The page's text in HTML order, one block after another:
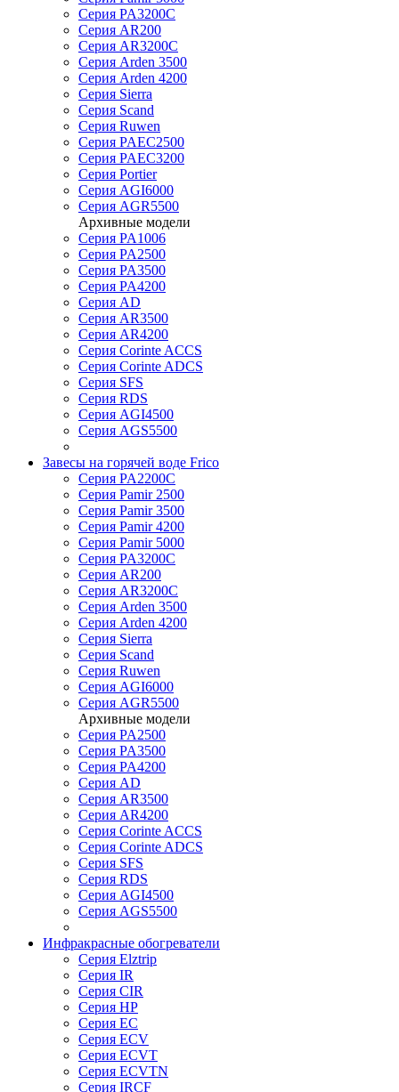
Серия PA3200C
Серия AR200
Серия AR3200C
Серия Arden 3500
Серия Arden 4200
Серия Sierra
Серия Scand
Серия Ruwen
Серия PAEC2500
Серия PAEC3200
Серия Portier
Серия AGI6000
Серия AGR5500
Архивные модели
Серия PA1006
Серия PA2500
Серия PA3500
Серия PA4200
Серия AD
Серия AR3500
Серия AR4200
Серия Corinte ACCS
Серия Corinte ADCS
Серия SFS
Серия RDS
Серия AGI4500
Серия AGS5500
Завесы на горячей воде Frico
Серия PA2200C
Серия Pamir 2500
Серия Pamir 3500
Серия Pamir 4200
Серия Pamir 5000
Серия PA3200C
Серия AR200
Серия AR3200C
Серия Arden 3500
Серия Arden 4200
Серия Sierra
Серия Scand
Серия Ruwen
Серия AGI6000
Серия AGR5500
Архивные модели
Серия PA2500
Серия PA3500
Серия PA4200
Серия AD
Серия AR3500
Серия AR4200
Серия Corinte ACCS
Серия Corinte ADCS
Серия SFS
Серия RDS
Серия AGI4500
Серия AGS5500
Инфракрасные обогреватели
Серия Elztrip
Серия IR
Серия CIR
Серия HP
Серия EC
Серия ECV
Серия ECVT
Серия ECVTN
Серия IRCF